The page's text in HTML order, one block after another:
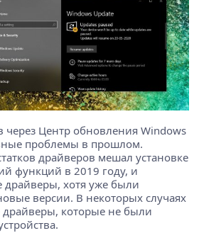
через Центр обновления Windows
проблемы в прошлом.
драйверов мешал установке
функций в 2019 году, и
драйверы, хотя уже были
версии. В некоторых случаях
драйверы, которые не были